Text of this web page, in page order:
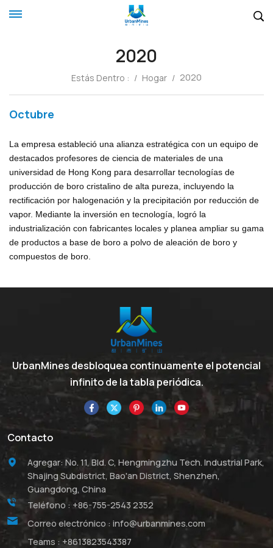
2020
Estás Dentro : / Hogar / 2020
Octubre
La empresa estableció una alianza estratégica con un equipo de
destacados profesores de ciencia de materiales de una
universidad de Hong Kong para desarrollar tecnologías de
producción de boro cristalino de alta pureza, incluyendo la
rectificación por halogenación y la precipitación por reducción de
vapor. Mediante la inversión en tecnología, logró la
industrialización con fabricantes locales y planea ampliar su gama
de productos a base de boro a polvo de aleación de boro y
compuestos de boro.
UrbanMines desbloquea continuamente el potencial
infinito de la tabla periódica.
Contacto
Agregar: No. 11, Bld. C, Hengmingzhu Tech. Industrial Park,
Shajing Subdistrict, Bao'an District, Shenzhen,
Guangdong, China
Teléfono : +86-755-2543 2352
Correo electrónico : info@urbanmines.com
Teams : +8613823543387